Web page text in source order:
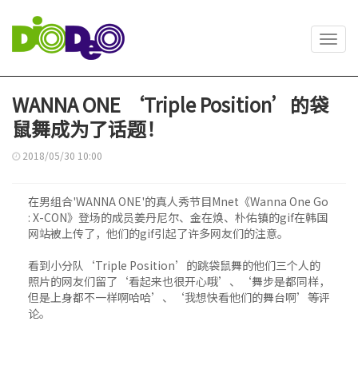
WANNA ONE ‘Triple Position’的袋
鼠舞成为了话题！
2018/05/30 10:00
在男组合'WANNA ONE'的真人秀节目Mnet《Wanna One Go
: X-CON》登场的成员姜丹尼尔、金在焕、朴佑镇的gif在韩国
网站被上传了，他们的gif引起了许多网友们的注意。
看到小分队‘Triple Position’的跳袋鼠舞的他们三个人的
照片的网友们留了‘看起来也很开心哦’、‘舞步是都同样，
但是上身都不一样啊哈哈’、‘我想快看他们的舞台啊’等评
论。